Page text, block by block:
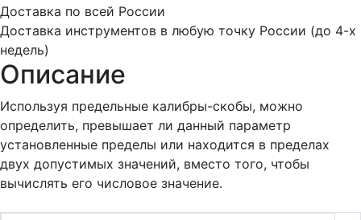
Доставка по всей России
Доставка инструментов в любую точку России (до 4-х
недель)
Описание
Используя предельные калибры-скобы, можно
определить, превышает ли данный параметр
установленные пределы или находится в пределах
двух допустимых значений, вместо того, чтобы
вычислять его числовое значение.